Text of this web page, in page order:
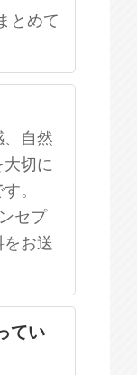
とめて
自然
切に
。
セプ
をお送
てい